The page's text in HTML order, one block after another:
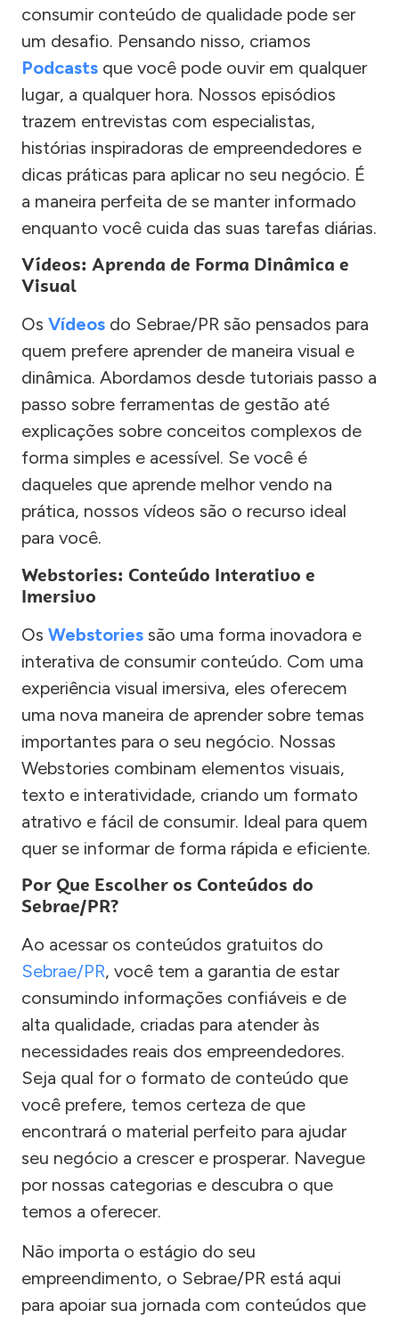
consumir conteúdo de qualidade pode ser
um desafio. Pensando nisso, criamos
Podcasts que você pode ouvir em qualquer
lugar, a qualquer hora. Nossos episódios
trazem entrevistas com especialistas,
histórias inspiradoras de empreendedores e
dicas práticas para aplicar no seu negócio. É
a maneira perfeita de se manter informado
enquanto você cuida das suas tarefas diárias.
Vídeos: Aprenda de Forma Dinâmica e
Visual
Os Vídeos do Sebrae/PR são pensados para
quem prefere aprender de maneira visual e
dinâmica. Abordamos desde tutoriais passo a
passo sobre ferramentas de gestão até
explicações sobre conceitos complexos de
forma simples e acessível. Se você é
daqueles que aprende melhor vendo na
prática, nossos vídeos são o recurso ideal
para você.
Webstories: Conteúdo Interativo e
Imersivo
Os Webstories são uma forma inovadora e
interativa de consumir conteúdo. Com uma
experiência visual imersiva, eles oferecem
uma nova maneira de aprender sobre temas
importantes para o seu negócio. Nossas
Webstories combinam elementos visuais,
texto e interatividade, criando um formato
atrativo e fácil de consumir. Ideal para quem
quer se informar de forma rápida e eficiente.
Por Que Escolher os Conteúdos do
Sebrae/PR?
Ao acessar os conteúdos gratuitos do
Sebrae/PR, você tem a garantia de estar
consumindo informações confiáveis e de
alta qualidade, criadas para atender às
necessidades reais dos empreendedores.
Seja qual for o formato de conteúdo que
você prefere, temos certeza de que
encontrará o material perfeito para ajudar
seu negócio a crescer e prosperar. Navegue
por nossas categorias e descubra o que
temos a oferecer.
Não importa o estágio do seu
empreendimento, o Sebrae/PR está aqui
para apoiar sua jornada com conteúdos que